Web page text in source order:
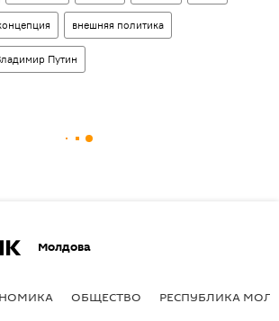
внешняя политика
Путин
Молдова
ОБЩЕСТВО РЕСПУБЛИКА